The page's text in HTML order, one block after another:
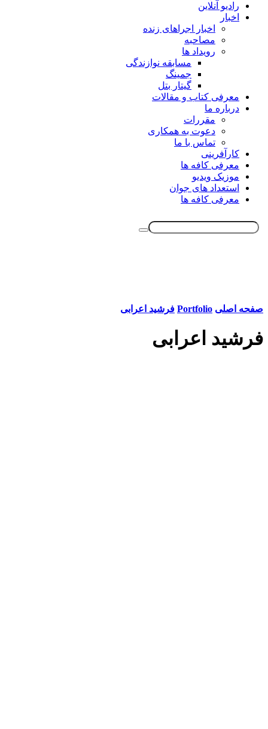
رادیو آنلاین
اخبار
اخبار اجراهای زنده
مصاحبه
رویداد ها
مسابقه نوازندگی
جمینگ
گیتار بتل
معرفی کتاب و مقالات
درباره ما
مقررات
دعوت به همکاری
تماس با ما
کارآفرینی
معرفی کافه ها
موزیک ویدیو
استعداد های جوان
معرفی کافه ها
صفحه اصلی Portfolio فرشید اعرابی
فرشید اعرابی